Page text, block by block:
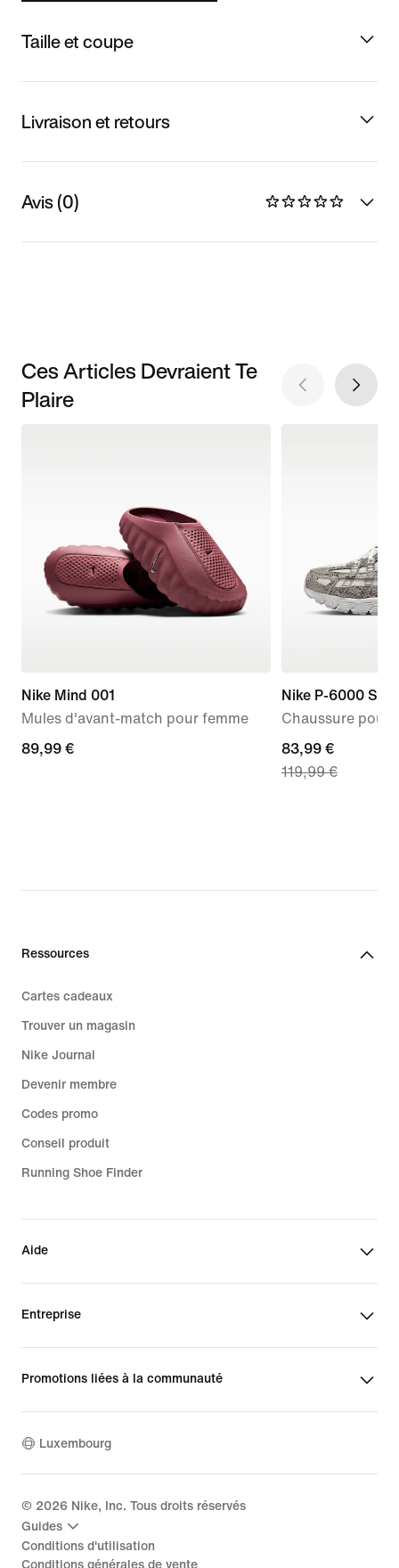
Taille et coupe
Livraison et retours
Avis (0)
Ces Articles Devraient Te
Plaire
Nike Mind 001
Mules d'avant-match pour femme
89,99 €
89,99 €
Nike P-6000 SE
Chaussure pour
current
price
83,99 €
119,99 €
Ressources
Cartes cadeaux
Trouver un magasin
Nike Journal
Devenir membre
Codes promo
Conseil produit
Running Shoe Finder
Aide
Entreprise
Promotions liées à la communauté
Luxembourg
© 2026 Nike, Inc. Tous droits réservés
Guides
Conditions d'utilisation
Conditions générales de vente